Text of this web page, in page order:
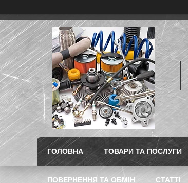
ГОЛОВНА ТОВАРИ ТА ПОСЛУГИ
ПОВЕРНЕННЯ ТА ОБМІН СТАТТІ